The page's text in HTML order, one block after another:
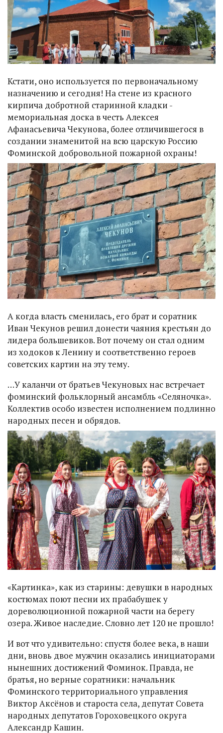
Кстати, оно используется по первоначальному
назначению и сегодня! На стене из красного
кирпича добротной старинной кладки -
мемориальная доска в честь Алексея
Афанасьевича Чекунова, более отличившегося в
создании знаменитой на всю царскую Россию
Фоминской добровольной пожарной охраны!
А когда власть сменилась, его брат и соратник
Иван Чекунов решил донести чаяния крестьян до
лидера большевиков. Вот почему он стал одним
из ходоков к Ленину и соответственно героев
советских картин на эту тему.
…У каланчи от братьев Чекуновых нас встречает
фоминский фольклорный ансамбль «Селяночка».
Коллектив особо известен исполнением подлинно
народных песен и обрядов.
«Картинка», как из старины: девушки в народных
костюмах поют песни их прабабушек у
дореволюционной пожарной части на берегу
озера. Живое наследие. Словно лет 120 не прошло!
И вот что удивительно: спустя более века, в наши
дни, вновь двое мужчин оказались инициаторами
нынешних достижений Фоминок. Правда, не
братья, но верные соратники: начальник
Фоминского территориального управления
Виктор Аксёнов и староста села, депутат Совета
народных депутатов Гороховецкого округа
Александр Кашин.